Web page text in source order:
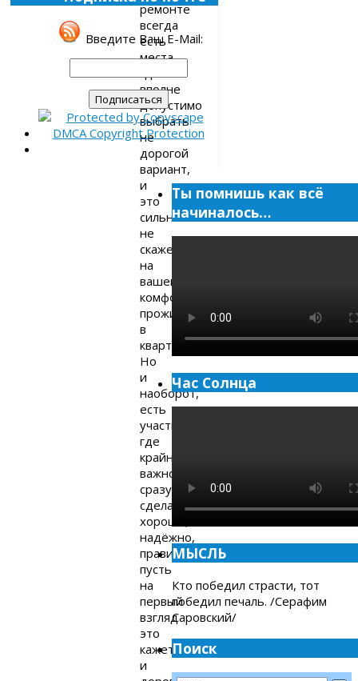
ремонте
всегда
есть
места,
вполне
допустимо
выбрать
не
дорогой
вариант,
и
это
сильно
не
скажется
на
вашем
комфортном
проживании
в
квартире.
Но
и
наоборот,
есть
участки,
где
крайне
важно
сразу
сделать
хорошо,
надёжно,
правильно,
пусть
на
первый
взгляд
это
кажется
и
Введите Ваш E-Mail:
Ты помнишь как всё
начиналось…
Час Солнца
МЫСЛЬ
Кто победил страсти, тот
победил печаль. /Серафим
Саровский/
Поиск